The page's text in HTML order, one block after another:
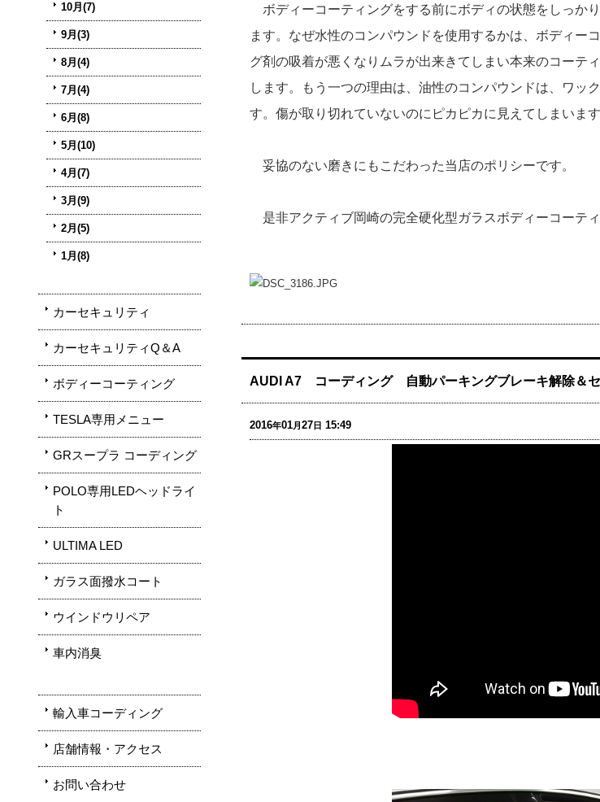
10月(7)
9月(3)
8月(4)
7月(4)
6月(8)
5月(10)
4月(7)
3月(9)
2月(5)
1月(8)
カーセキュリティ
カーセキュリティQ＆A
ボディーコーティング
TESLA専用メニュー
GRスープラ コーディング
POLO専用LEDヘッドライ
ト
ULTIMA LED
ガラス面撥水コート
ウインドウリペア
車内消臭
輸入車コーディング
店舗情報・アクセス
お問い合わせ
ボディーコーティングをする前にボディの状態をしっか
ます。なぜ水性のコンパウンドを使用するかは、ボディー
グ剤の吸着が悪くなりムラが出来きてしまい本来のコーテ
します。もう一つの理由は、油性のコンパウンドは、ワッ
す。傷が取り切れていないのにピカピカに見えてしまいま
妥協のない磨きにもこだわった当店のポリシーです。
是非アクティブ岡崎の完全硬化型ガラスボディーコーテ
AUDI A7 コーディング 自動パーキングブレーキ解除＆セ
2016年01月27日 15:49